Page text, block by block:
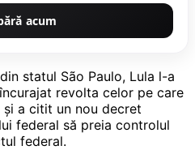
acum
statul São Paulo, Lula l-a
revolta celor pe care
și a citit un nou decret
federal să preia controlul
federal.